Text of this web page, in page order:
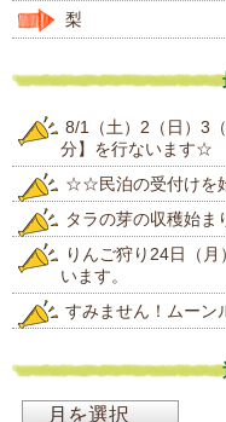
梨
8/1（土）2（日）3
分】を行ないます☆
☆☆民泊の受付けを
タラの芽の収穫始ま
りんご狩り24日（
います。
すみません！ムーン